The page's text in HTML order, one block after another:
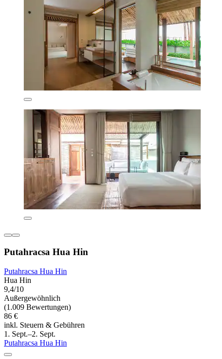
Putahracsa Hua Hin
Putahracsa Hua Hin
Hua Hin
9,4/10
Außergewöhnlich
(1.009 Bewertungen)
86 €
inkl. Steuern & Gebühren
1. Sept.–2. Sept.
Putahracsa Hua Hin